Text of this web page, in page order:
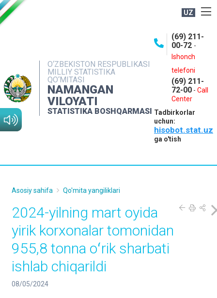
UZ
O‘ZBEKISTON RESPUBLIKASI
MILLIY STATISTIKA
QO‘MITASI
NAMANGAN
VILOYATI
STATISTIKA BOSHQARMASI
(69) 211-
00-72 -
Ishonch
telefoni
(69) 211-
72-00 - Call
Center
Tadbirkorlar
uchun:
hisobot.stat.uz
ga o'tish
NASHRLAR
INTERAKTIV XIZMATLAR
MATBUOT XIZMATI
MUROJAATLAR
Asosiy sahifa Qo'mita yangiliklari
2024-yilning mart oyida
yirik korxonalar tomonidan
955,8 tonna oʻrik sharbati
ishlab chiqarildi
08/05/2024